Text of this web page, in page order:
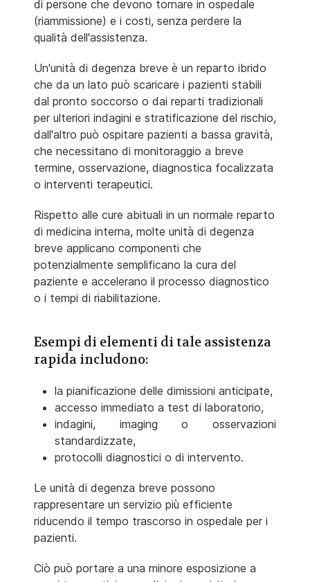
di persone che devono tornare in ospedale
(riammissione) e i costi, senza perdere la
qualità dell'assistenza.
Un'unità di degenza breve è un reparto ibrido
che da un lato può scaricare i pazienti stabili
dal pronto soccorso o dai reparti tradizionali
per ulteriori indagini e stratificazione del rischio,
dall'altro può ospitare pazienti a bassa gravità,
che necessitano di monitoraggio a breve
termine, osservazione, diagnostica focalizzata
o interventi terapeutici.
Rispetto alle cure abituali in un normale reparto
di medicina interna, molte unità di degenza
breve applicano componenti che
potenzialmente semplificano la cura del
paziente e accelerano il processo diagnostico
o i tempi di riabilitazione.
Esempi di elementi di tale assistenza
rapida includono:
la pianificazione delle dimissioni anticipate,
accesso immediato a test di laboratorio,
indagini, imaging o osservazioni
standardizzate,
protocolli diagnostici o di intervento.
Le unità di degenza breve possono
rappresentare un servizio più efficiente
riducendo il tempo trascorso in ospedale per i
pazienti.
Ciò può portare a una minore esposizione a